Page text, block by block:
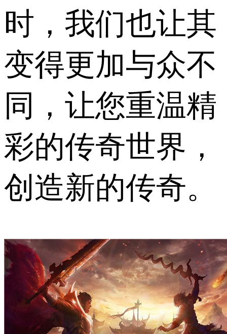
时，我们也让其
变得更加与众不
同，让您重温精
彩的传奇世界，
创造新的传奇。